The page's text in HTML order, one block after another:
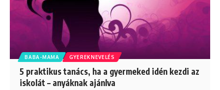
BABA-MAMA GYEREKNEVELÉS
5 praktikus tanács, ha a gyermeked idén kezdi az
iskolát – anyáknak ajánlva